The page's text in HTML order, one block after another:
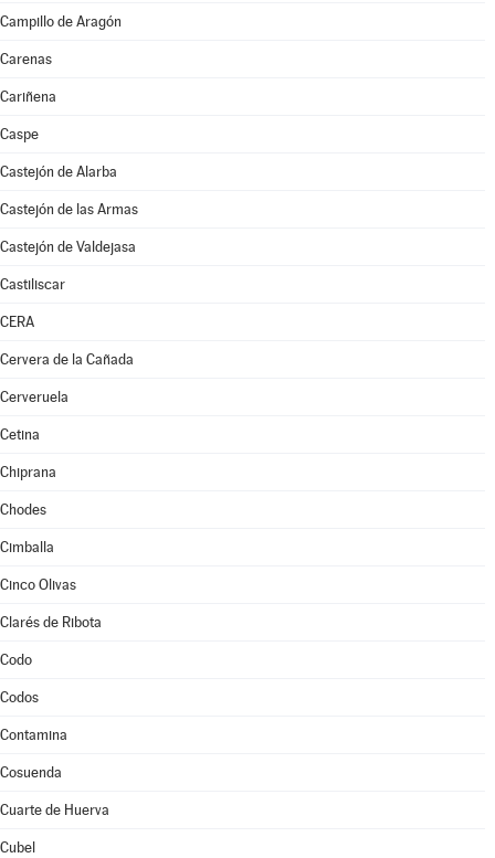
Campillo de Aragón
Carenas
Cariñena
Caspe
Castejón de Alarba
Castejón de las Armas
Castejón de Valdejasa
Castiliscar
CERA
Cervera de la Cañada
Cerveruela
Cetina
Chiprana
Chodes
Cimballa
Cinco Olivas
Clarés de Ribota
Codo
Codos
Contamina
Cosuenda
Cuarte de Huerva
Cubel